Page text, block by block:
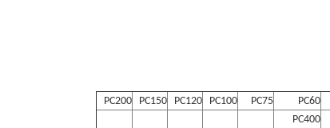
PC60
PC75
PC100
PC120
PC150
PC200
PC400